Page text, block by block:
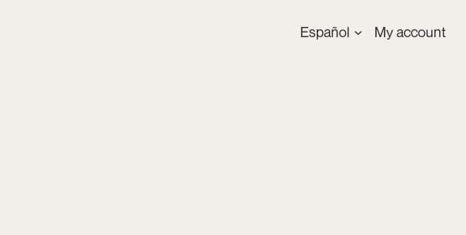
Español My account